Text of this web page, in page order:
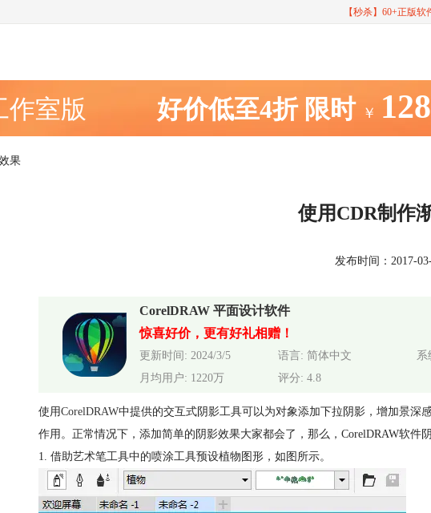
【秒杀】60+正版
作室版 好价低至4折 限时 ￥
果
使用CDR制作
发布时间：2017-
CorelDRAW 平面设计软件
惊喜好价，更有好礼相赠！
更新时间: 2024/3/5 语言: 简体中文
系
月均用户: 1220万
评分: 4.8
使用CorelDRAW中提供的交互式阴影工具可以为对象添加下拉阴影，增加景深
作用。正常情况下，添加简单的阴影效果大家都会了，那么，CorelDRAW软件
1. 借助艺术笔工具中的喷涂工具预设植物图形，如图所示。